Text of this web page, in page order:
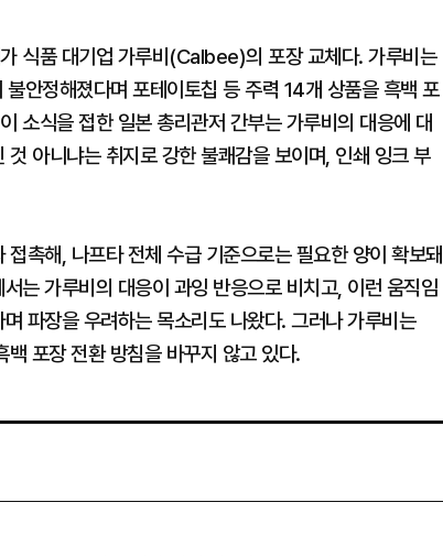
식품 대기업 가루비(Calbee)의 포장 교체다. 가루비는
안정해졌다며 포테이토칩 등 주력 14개 상품을 흑백 포
소식을 접한 일본 총리관저 간부는 가루비의 대응에 대
아니냐는 취지로 강한 불쾌감을 보이며, 인쇄 잉크 부
촉해, 나프타 전체 수급 기준으로는 필요한 양이 확보돼
는 가루비의 대응이 과잉 반응으로 비치고, 이런 움직임
파장을 우려하는 목소리도 나왔다. 그러나 가루비는
포장 전환 방침을 바꾸지 않고 있다.